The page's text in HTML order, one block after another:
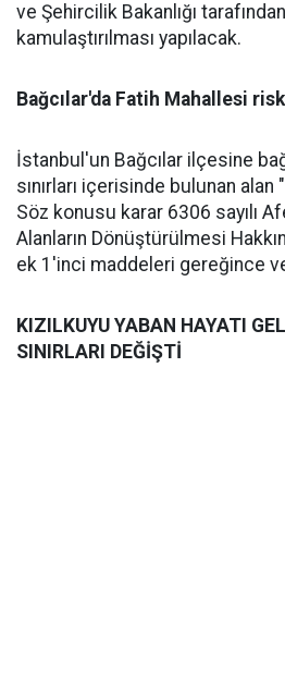
ve Şehircilik Bakanlığı
kamulaştırılması yapılacak.
Bağcılar'da Fatih Mahallesi
İstanbul'un Bağcılar ilçesine
sınırları içerisinde bulunan
Söz konusu karar 6306 sayılı
Alanların Dönüştürülmesi
ek 1'inci maddeleri gereğince
KIZILKUYU YABAN HAYATI
SINIRLARI DEĞİŞTİ